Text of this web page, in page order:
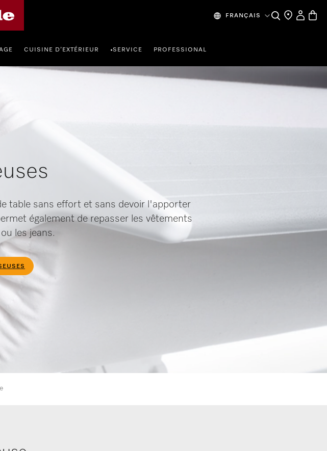
FRANÇAIS SearchFind a store
My Basket
CUISINE D’EXTÉRIEUR •SERVICE PROFESSIONAL
table sans effort et sans devoir l'apporter
également de repasser les vêtements
les jeans.